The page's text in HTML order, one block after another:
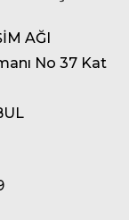
AĞI
No 37 Kat